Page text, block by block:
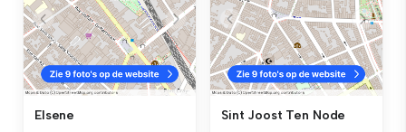
Elsene Sint Joost Ten Node